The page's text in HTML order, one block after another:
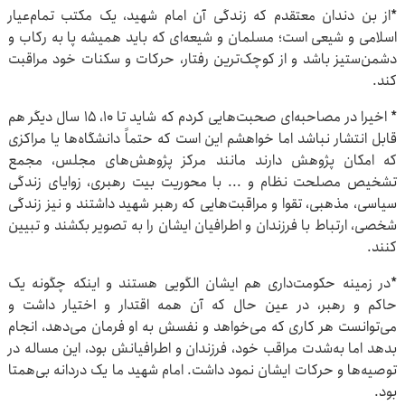
*از بن دندان معتقدم که زندگی آن امام شهید، یک مکتب تمام‌عیار
اسلامی و شیعی است؛ مسلمان و شیعه‌ای که باید همیشه پا به رکاب و
دشمن‌ستیز باشد و از کوچک‌ترین رفتار، حرکات و سکنات خود مراقبت
کند.
* اخیرا در مصاحبه‌ای صحبت‌هایی کردم که شاید تا ۱۰، ۱۵ سال دیگر هم
قابل انتشار نباشد اما خواهشم این است که حتماً دانشگاه‌ها یا مراکزی
که امکان پژوهش دارند مانند مرکز پژوهش‌های مجلس، مجمع
تشخیص مصلحت نظام و ... با محوریت بیت رهبری، زوایای زندگی
سیاسی، مذهبی، تقوا و مراقبت‌هایی که رهبر شهید داشتند و نیز زندگی
شخصی، ارتباط با فرزندان و اطرافیان ایشان را به تصویر بکشند و تبیین
کنند.
*در زمینه حکومت‌داری هم ایشان الگویی هستند و اینکه چگونه یک
حاکم و رهبر، در عین حال که آن همه اقتدار و اختیار داشت و
می‌توانست هر کاری که می‌خواهد و نفسش به او فرمان می‌دهد، انجام
بدهد اما به‌شدت مراقب خود، فرزندان و اطرافیانش بود، این مساله در
توصیه‌ها و حرکات ایشان نمود داشت. امام شهید ما یک دردانه بی‌همتا
بود.